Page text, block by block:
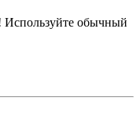
Используйте обычный